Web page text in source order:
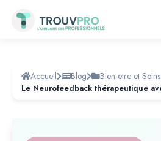
Accueil Blog Bien-etre et Soins